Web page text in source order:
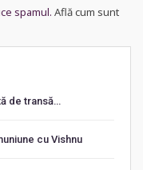
spamul. Află cum sunt
de transă…
cu Vishnu